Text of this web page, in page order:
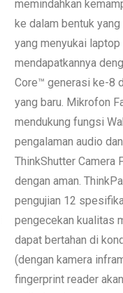
memindahkan
ke dalam bentuk
yang menyukai
mendapatkannya
Core™ generasi ke-8
yang baru. Mikrofon
mendukung fungsi
pengalaman audio
ThinkShutter Camera
dengan aman.
pengujian 12
pengecekan kualitas
dapat bertahan di
(dengan kamera
fingerprint reader